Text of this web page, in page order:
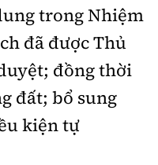
trong Nhiệm
đã được Thủ
đồng thời
đất; bổ sung
kiện tự